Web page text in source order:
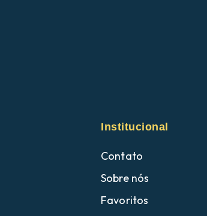
Institucional
Contato
Sobre nós
Favoritos